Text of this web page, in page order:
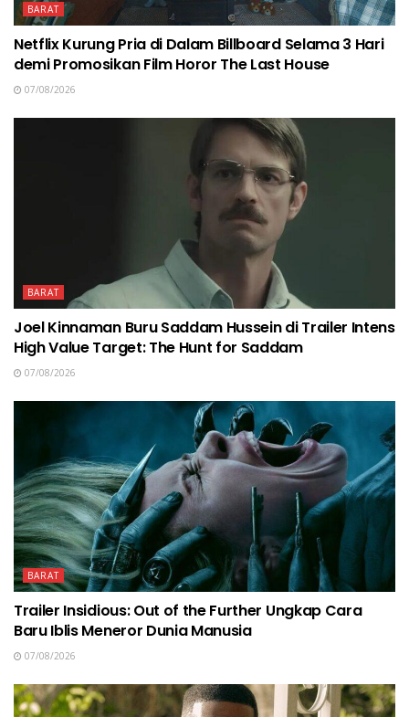
BARAT
Netflix Kurung Pria di Dalam Billboard Selama 3 Hari
demi Promosikan Film Horor The Last House
07/08/2026
BARAT
Joel Kinnaman Buru Saddam Hussein di Trailer Intens
High Value Target: The Hunt for Saddam
07/08/2026
BARAT
Trailer Insidious: Out of the Further Ungkap Cara
Baru Iblis Meneror Dunia Manusia
07/08/2026